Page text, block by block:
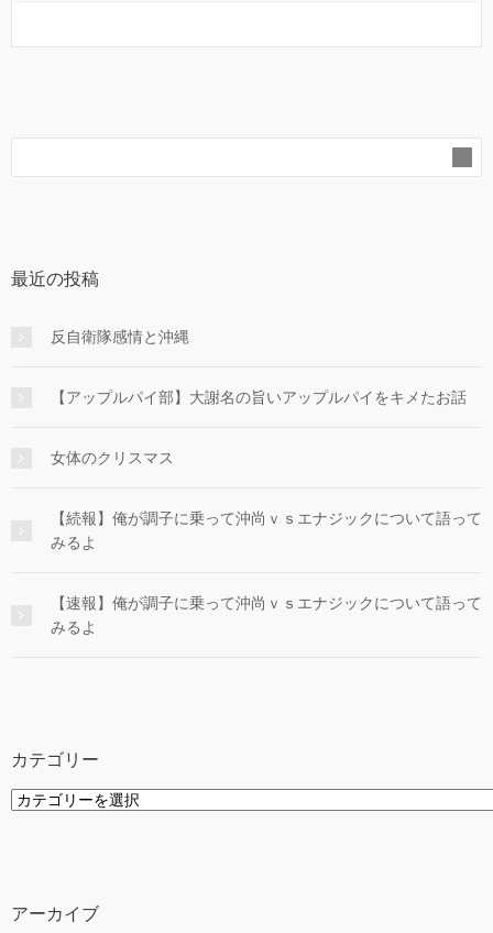
最近の投稿
反自衛隊感情と沖縄
【アップルパイ部】大謝名の旨いアップルパイをキメたお話
女体のクリスマス
【続報】俺が調子に乗って沖尚ｖｓエナジックについて語って
みるよ
【速報】俺が調子に乗って沖尚ｖｓエナジックについて語って
みるよ
カテゴリー
カ
アーカイブ